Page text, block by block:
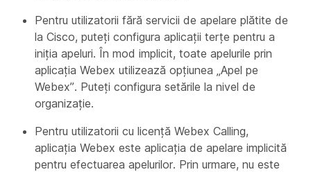
Pentru utilizatorii fără servicii de apelare plătite de
la Cisco, puteți configura aplicații terțe pentru a
iniția apeluri. În mod implicit, toate apelurile prin
aplicația Webex utilizează opțiunea „Apel pe
Webex”. Puteți configura setările la nivel de
organizație.
Pentru utilizatorii cu licență Webex Calling,
aplicația Webex este aplicația de apelare implicită
pentru efectuarea apelurilor. Prin urmare, nu este